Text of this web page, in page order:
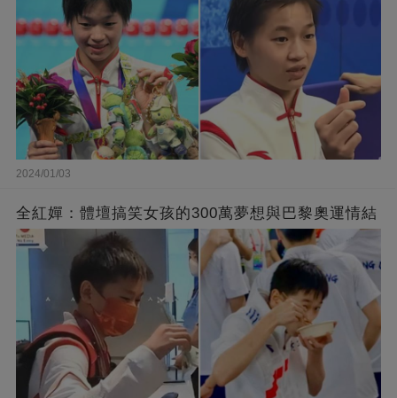
2024/01/03
全紅嬋：體壇搞笑女孩的300萬夢想與巴黎奧運情結